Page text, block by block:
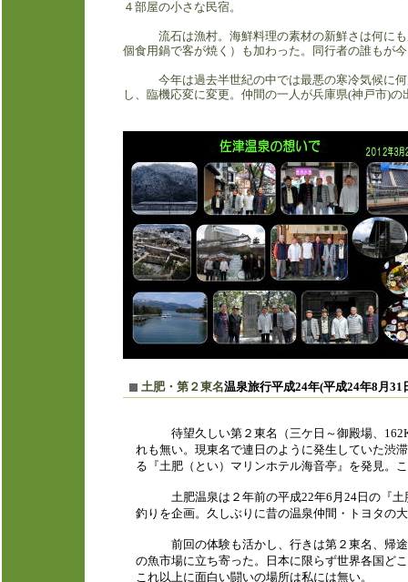
４部屋の小さな民宿。
流石は漁村。海鮮料理の素材の新鮮さは何にも
個食用鍋で客が焼く）も加わった。同行者の誰もが
今年は過去半世紀の中では最悪の寒冷気候に何
し、臨機応変に変更。仲間の一人が兵庫県(神戸市)
土肥・第２東名温泉旅行平成24年(平成24年8月31
待望久しい第２東名（三ケ日～御殿場、
れも無い。現東名で連日のように発生していた渋
る『土肥（とい）マリンホテル海音亭』を発見。
土肥温泉は２年前の平成22年6月24日の『土肥
釣りを企画。久しぶりに昔の温泉仲間・トヨタの
前回の体験も活かし、行きは第２東名、帰途
の魚市場に立ち寄った。日本に限らず世界各国ど
これ以上に面白い闘いの場所は私には無い。